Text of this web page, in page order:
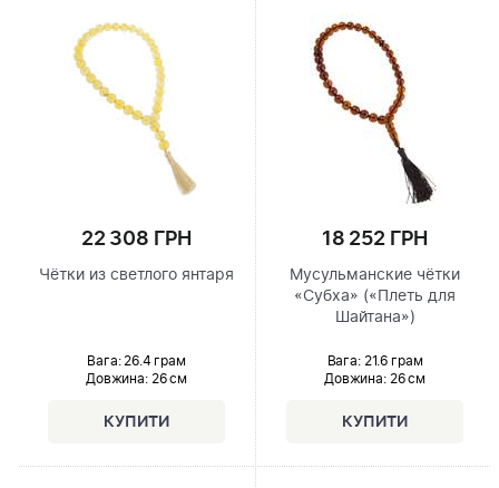
22 308 ГРН
Чётки из светлого янтаря
Вага: 26.4 грам
Довжина:26 см
18 252 ГРН
Мусульманские чётки
«Субха» («Плеть для
Шайтана»)
Вага: 21.6 грам
Довжина:26 см